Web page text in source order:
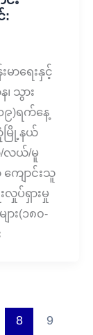
:
ာရေးနှင့်
၊ သွား
၉)ရက်နေ့
မြို့နယ်
/လယ်/မူ
ကျောင်းသူ
လှုပ်ရှားမှု
ား(၁၈၀-
8 9